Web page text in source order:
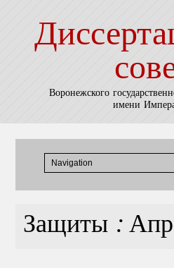
Воронежского
имени
Защиты :